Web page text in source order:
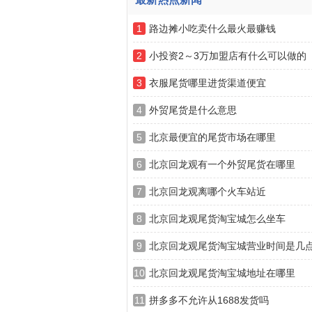
1 路边摊小吃卖什么最火最赚钱
2 小投资2～3万加盟店有什么可以做的
3 衣服尾货哪里进货渠道便宜
4 外贸尾货是什么意思
5 北京最便宜的尾货市场在哪里
6 北京回龙观有一个外贸尾货在哪里
7 北京回龙观离哪个火车站近
8 北京回龙观尾货淘宝城怎么坐车
9 北京回龙观尾货淘宝城营业时间是几点
10 北京回龙观尾货淘宝城地址在哪里
11 拼多多不允许从1688发货吗